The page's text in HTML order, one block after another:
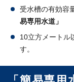
受水槽の有効容
易専用水道」
10立方メートル
す。